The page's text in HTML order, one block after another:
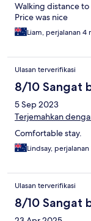
Walking distance
Price was nice
Liam, perjalanan 4
Ulasan terverifikasi
8/10 Sangat
5 Sep 2023
Terjemahkan
Comfortable stay.
Lindsay, perjalanan
Ulasan terverifikasi
8/10 Sangat